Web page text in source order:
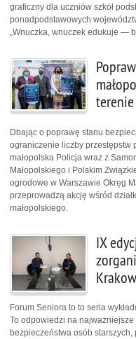
graficzny dla uczniów szkół
ponadpodstawowych
„Wnuczka, wnuczek edukuje —
Dbając o poprawę stanu
ograniczenie liczby przestępstw
małopolska Policja wraz z
Małopolskiego i Polskim
ogrodowe w Warszawie Okręg
przeprowadzą akcję wśród
małopolskiego.
IX
Forum Seniora to to seria
To odpowiedzi na
bezpieczeństwa osób